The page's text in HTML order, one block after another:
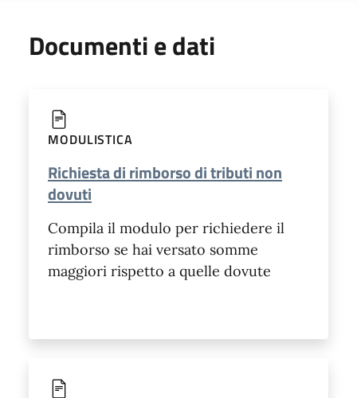
Documenti e dati
MODULISTICA
Richiesta di rimborso di tributi non
dovuti
Compila il modulo per richiedere il
rimborso se hai versato somme
maggiori rispetto a quelle dovute